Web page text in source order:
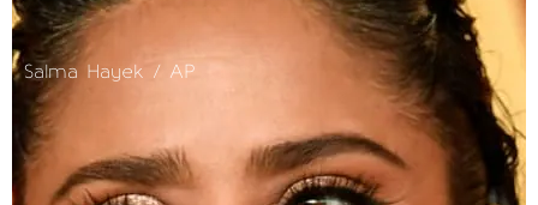
Salma Hayek / AP